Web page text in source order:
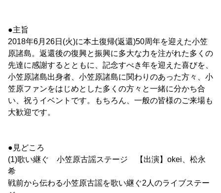
●主旨
2018年6月26日(火)に本土復帰(返還)50周年を迎えた小笠
原諸島。返還後の復興と振興に多大な力を注がれた多くの
先達に感謝するとともに、記念すべき年を迎えた喜びを、
小笠原諸島出身者、小笠原諸島に関わりのあった方々、小
笠原ファンをはじめとした多くの方々と一緒に分かち合
い、祝うイベントです。もちろん、一般の皆様のご来場も
大歓迎です。
●見どころ
(1)歌い継ぐ 小笠原古謡ステージ 【出演】okei、松永
希
戦前から伝わる小笠原古謡を歌い継ぐ2人のライブステー